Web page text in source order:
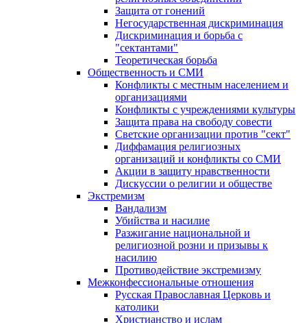
Защита от гонений
Негосударственная дискриминация
Дискриминация и борьба с
"сектантами"
Теоретическая борьба
Общественность и СМИ
Конфликты с местным населением и
организациями
Конфликты с учреждениями культуры
Защита права на свободу совести
Светские организации против "сект"
Диффамация религиозных
организаций и конфликты со СМИ
Акции в защиту нравственности
Дискуссии о религии и обществе
Экстремизм
Вандализм
Убийства и насилие
Разжигание национальной и
религиозной розни и призывы к
насилию
Противодействие экстремизму
Межконфессиональные отношения
Русская Православная Церковь и
католики
Христианство и ислам